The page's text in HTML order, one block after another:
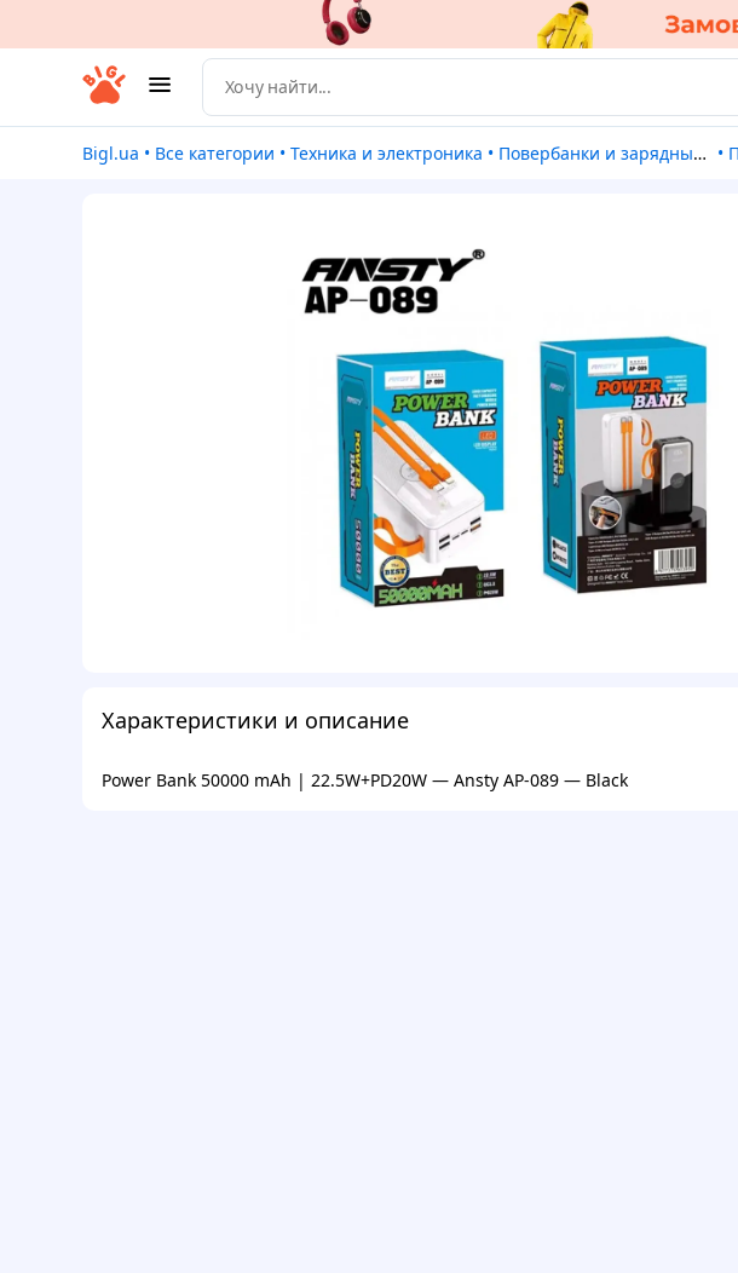
Bigl.ua • Все категории • Техника и электроника • Повербанки и зарядные станции •
Характеристики и описание
Power Bank 50000 mAh | 22.5W+PD20W — Ansty AP-089 — Black